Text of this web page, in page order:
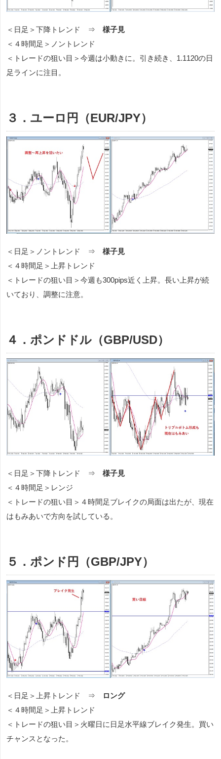
＜日足＞下降トレンド ⇒ 様子見
＜４時間足＞ノントレンド
＜トレードの狙い目＞今週は小動きに。引き続き、1.1120の日
足ラインに注目。
３．ユーロ円（EUR/JPY）
＜日足＞ノントレンド ⇒ 様子見
＜４時間足＞上昇トレンド
＜トレードの狙い目＞今週も300pips近く上昇。長い上昇が続
いており、調整に注意。
４．ポンドドル（GBP/USD）
＜日足＞下降トレンド ⇒ 様子見
＜４時間足＞レンジ
＜トレードの狙い目＞４時間足ブレイクの局面は出たが、現在
はもみあいで方向を試している。
５．ポンド円（GBP/JPY）
＜日足＞上昇トレンド ⇒
ロング
＜４時間足＞上昇トレンド
＜トレードの狙い目＞火曜日に日足水平線ブレイク発生。買い
チャンスとなった。